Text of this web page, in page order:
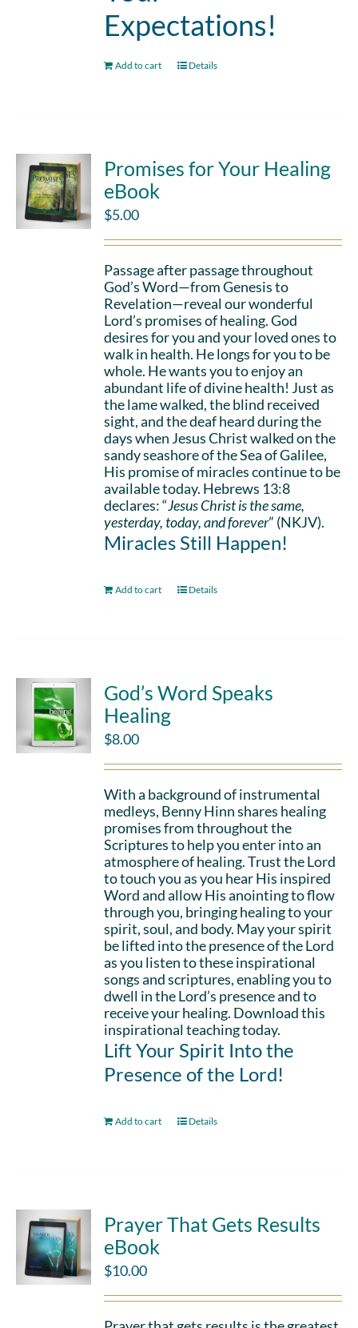
Expectations!
Add to cart Details
Promises for Your Healing
eBook
$5.00
Passage after passage throughout
God’s Word—from Genesis to
Revelation—reveal our wonderful
Lord’s promises of healing. God
desires for you and your loved ones to
walk in health. He longs for you to be
whole. He wants you to enjoy an
abundant life of divine health! Just as
the lame walked, the blind received
sight, and the deaf heard during the
days when Jesus Christ walked on the
sandy seashore of the Sea of Galilee,
His promise of miracles continue to be
available today. Hebrews 13:8
declares: “Jesus Christ is the same,
yesterday, today, and forever” (NKJV).
Miracles Still Happen!
Add to cart Details
God’s Word Speaks
Healing
$8.00
With a background of instrumental
medleys, Benny Hinn shares healing
promises from throughout the
Scriptures to help you enter into an
atmosphere of healing. Trust the Lord
to touch you as you hear His inspired
Word and allow His anointing to flow
through you, bringing healing to your
spirit, soul, and body. May your spirit
be lifted into the presence of the Lord
as you listen to these inspirational
songs and scriptures, enabling you to
dwell in the Lord’s presence and to
receive your healing. Download this
inspirational teaching today.
Lift Your Spirit Into the
Presence of the Lord!
Add to cart Details
Prayer That Gets Results
eBook
$10.00